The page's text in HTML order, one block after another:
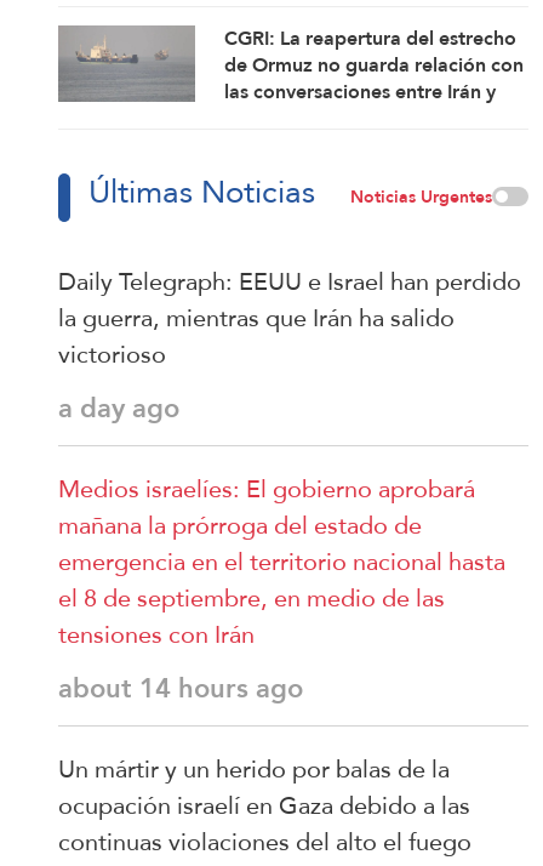
CGRI: La reapertura del estrecho
de Ormuz no guarda relación con
las conversaciones entre Irán y
Últimas Noticias Noticias Urgentes
Daily Telegraph: EEUU e Israel han perdido
la guerra, mientras que Irán ha salido
victorioso
a day ago
Medios israelíes: El gobierno aprobará
mañana la prórroga del estado de
emergencia en el territorio nacional hasta
el 8 de septiembre, en medio de las
tensiones con Irán
about 14 hours ago
Un mártir y un herido por balas de la
ocupación israelí en Gaza debido a las
continuas violaciones del alto el fuego